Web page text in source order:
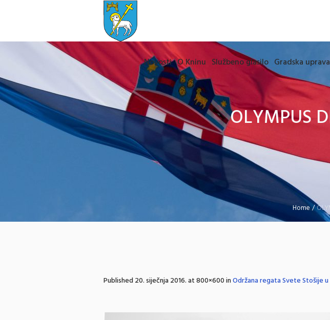
Novosti O Kninu Službeno glasilo Gradska uprava
OLYMPUS
Home/
Published20. siječnja 2016.at 800×600 inOdržana regata Svete Stošije